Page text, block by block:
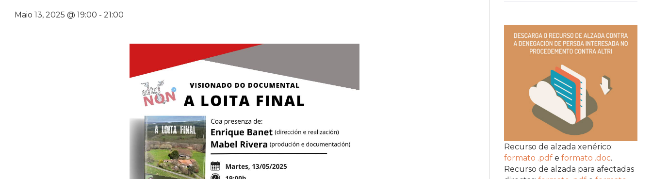
Maio 13, 2025 @ 19:00 - 21:00
Recurso de alzada xenérico:
formato .pdf e formato .doc.
Recurso de alzada para afectadas